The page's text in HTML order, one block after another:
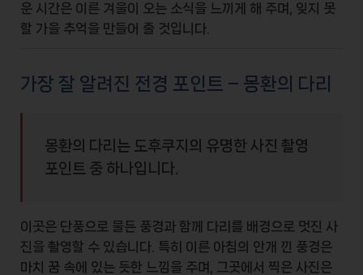
운 시간은 이른 겨울이 오는 소식을 느끼게 해 주며, 잊지 못
할 가을 추억을 만들어 줄 것입니다.
가장 잘 알려진 전경 포인트 – 몽환의 다리
몽환의 다리는 도후쿠지의 유명한 사진 촬영
포인트 중 하나입니다.
이곳은 단풍으로 물든 풍경과 함께 다리를 배경으로 멋진 사
진을 촬영할 수 있습니다. 특히 이른 아침의 안개 낀 풍경은
마치 꿈 속에 있는 듯한 느낌을 주며, 그곳에서 찍은 사진은